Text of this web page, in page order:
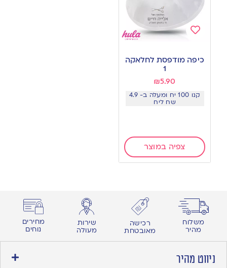
to
כיפה מודפסת לחלאקה
1
₪5.90
קנו 100 יח ומעלה ב- 4.9
שח ליח
צפיה במוצר
משלוח
מהיר
רכישה
מאובטחת
שירות
מעולה
מחירים
נוחים
ניווט מהיר